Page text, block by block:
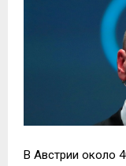
В Австрии около